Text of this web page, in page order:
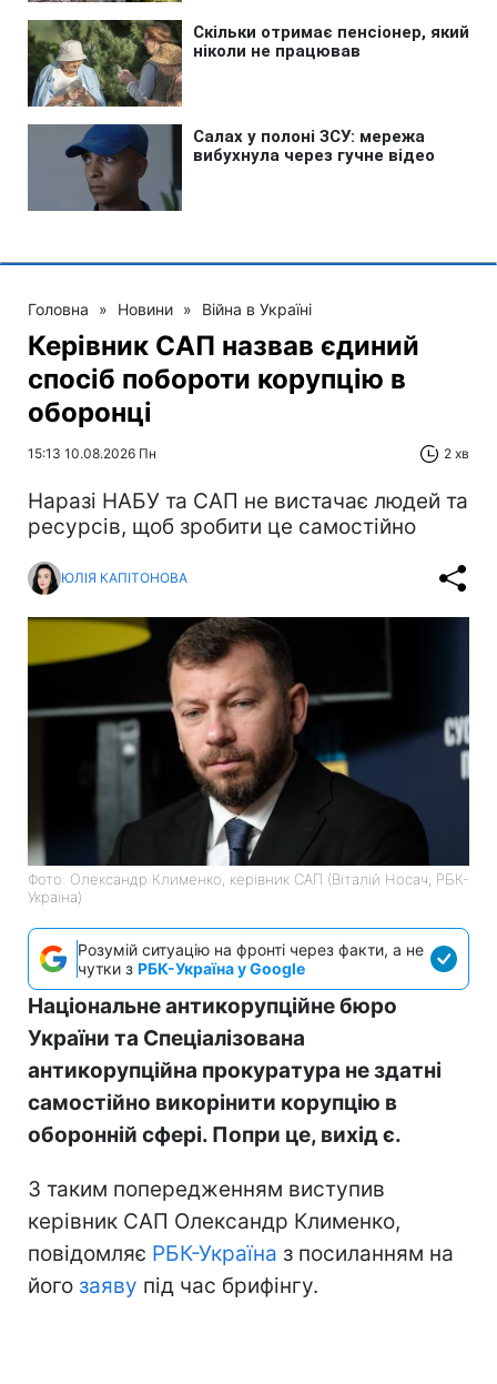
Головна » Новини » Війна в Україні
Керівник САП назвав єдиний
спосіб побороти корупцію в
оборонці
15:13 10.08.2026 Пн 2 хв
Наразі НАБУ та САП не вистачає людей та
ресурсів, щоб зробити це самостійно
ЮЛІЯ КАПІТОНОВА
Фото: Олександр Клименко, керівник САП (Віталій Носач, РБК-
Україна)
Розумій ситуацію на фронті через факти, а не
чутки з РБК-Україна у Google
Національне антикорупційне бюро
України та Спеціалізована
антикорупційна прокуратура не здатні
самостійно викорінити корупцію в
оборонній сфері. Попри це, вихід є.
З таким попередженням виступив
керівник САП Олександр Клименко,
повідомляє РБК-Україна з посиланням на
його заяву під час брифінгу.